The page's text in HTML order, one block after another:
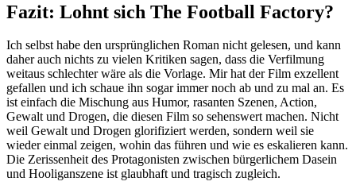
Fazit: Lohnt sich The Football Factory?
Ich selbst habe den ursprünglichen Roman nicht gelesen, und kann
daher auch nichts zu vielen Kritiken sagen, dass die Verfilmung
weitaus schlechter wäre als die Vorlage. Mir hat der Film exzellent
gefallen und ich schaue ihn sogar immer noch ab und zu mal an. Es
ist einfach die Mischung aus Humor, rasanten Szenen, Action,
Gewalt und Drogen, die diesen Film so sehenswert machen. Nicht
weil Gewalt und Drogen glorifiziert werden, sondern weil sie
wieder einmal zeigen, wohin das führen und wie es eskalieren kann.
Die Zerissenheit des Protagonisten zwischen bürgerlichem Dasein
und Hooliganszene ist glaubhaft und tragisch zugleich.